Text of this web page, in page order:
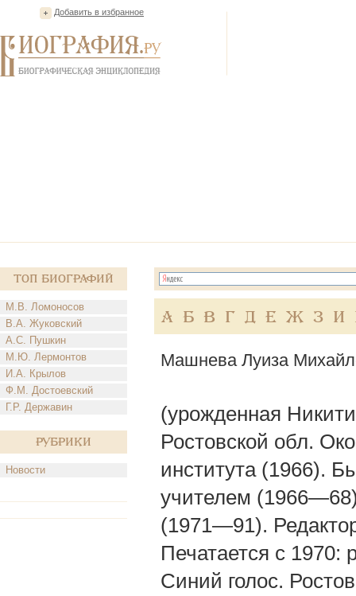
Добавить в избранное
Топ Биографий
М.В. Ломоносов
В.А. Жуковский
А.С. Пушкин
М.Ю. Лермонтов
И.А. Крылов
Ф.М. Достоевский
Г.Р. Державин
Рубрики
Новости
А Б В Г Д Е Ж З И
Машнева Луиза
(урожденная
Ростовской обл.
института (1966).
учителем
(1971—91).
Печатается с 1970:
Синий голос.